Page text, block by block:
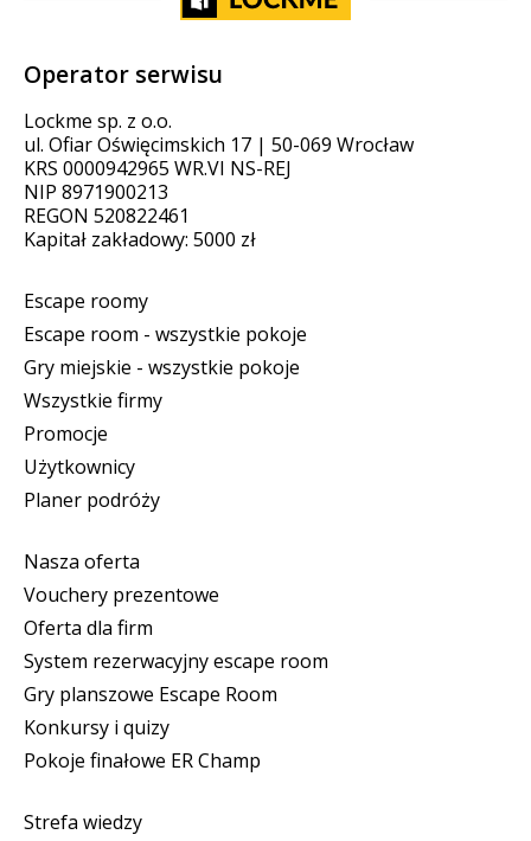
Operator serwisu
Lockme sp. z o.o.
ul. Ofiar Oświęcimskich 17 | 50-069 Wrocław
KRS 0000942965 WR.VI NS-REJ
NIP 8971900213
REGON 520822461
Kapitał zakładowy: 5000 zł
Escape roomy
Escape room - wszystkie pokoje
Gry miejskie - wszystkie pokoje
Wszystkie firmy
Promocje
Użytkownicy
Planer podróży
Nasza oferta
Vouchery prezentowe
Oferta dla firm
System rezerwacyjny escape room
Gry planszowe Escape Room
Konkursy i quizy
Pokoje finałowe ER Champ
Strefa wiedzy